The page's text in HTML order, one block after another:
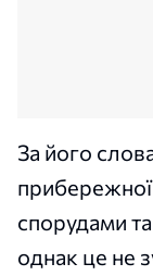
За його
спорудами
однак це не